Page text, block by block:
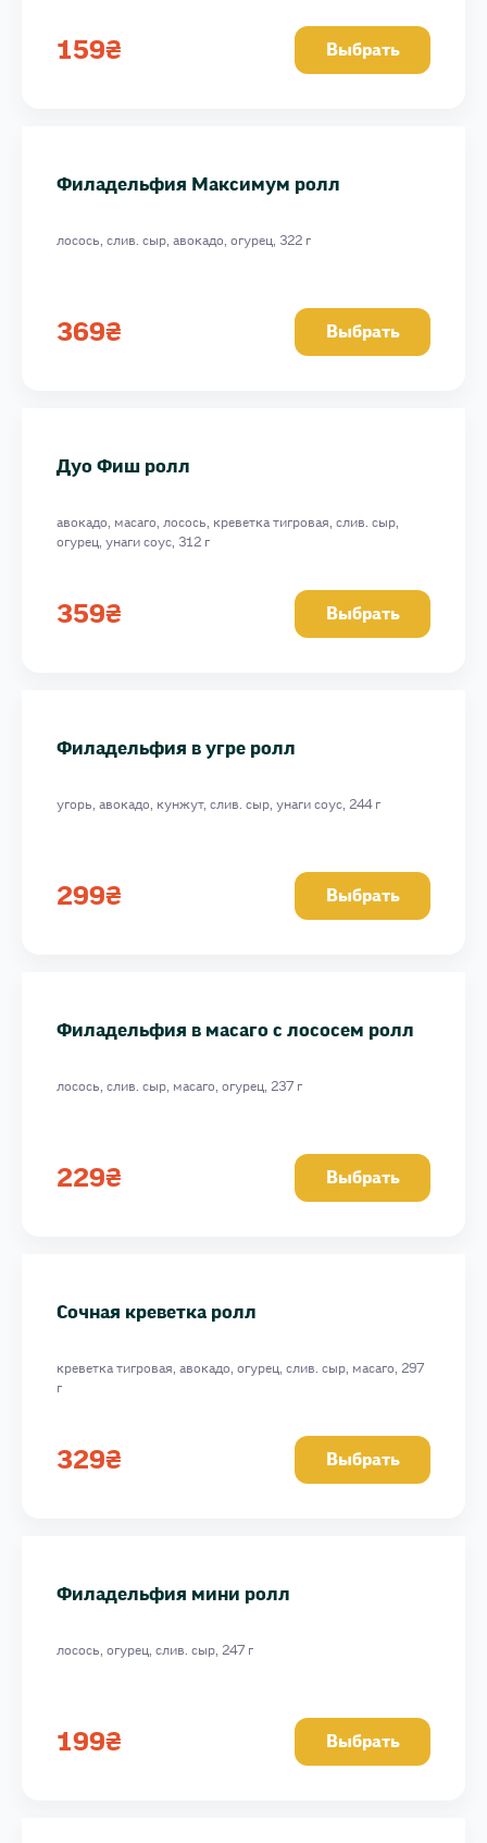
159₴ Выбрать
Филадельфия Максимум ролл
лосось, слив. сыр, авокадо, огурец, 322 г
369₴ Выбрать
Дуо Фиш ролл
авокадо, масаго, лосось, креветка тигровая, слив. сыр,
огурец, унаги соус, 312 г
359₴ Выбрать
Филадельфия в угре ролл
угорь, авокадо, кунжут, слив. сыр, унаги соус, 244 г
299₴ Выбрать
Филадельфия в масаго с лососем ролл
лосось, слив. сыр, масаго, огурец, 237 г
229₴ Выбрать
Сочная креветка ролл
креветка тигровая, авокадо, огурец, слив. сыр, масаго, 297
г
329₴ Выбрать
Филадельфия мини ролл
лосось, огурец, слив. сыр, 247 г
199₴ Выбрать